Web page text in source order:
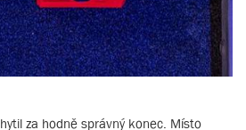
za hodně správný konec. Místo